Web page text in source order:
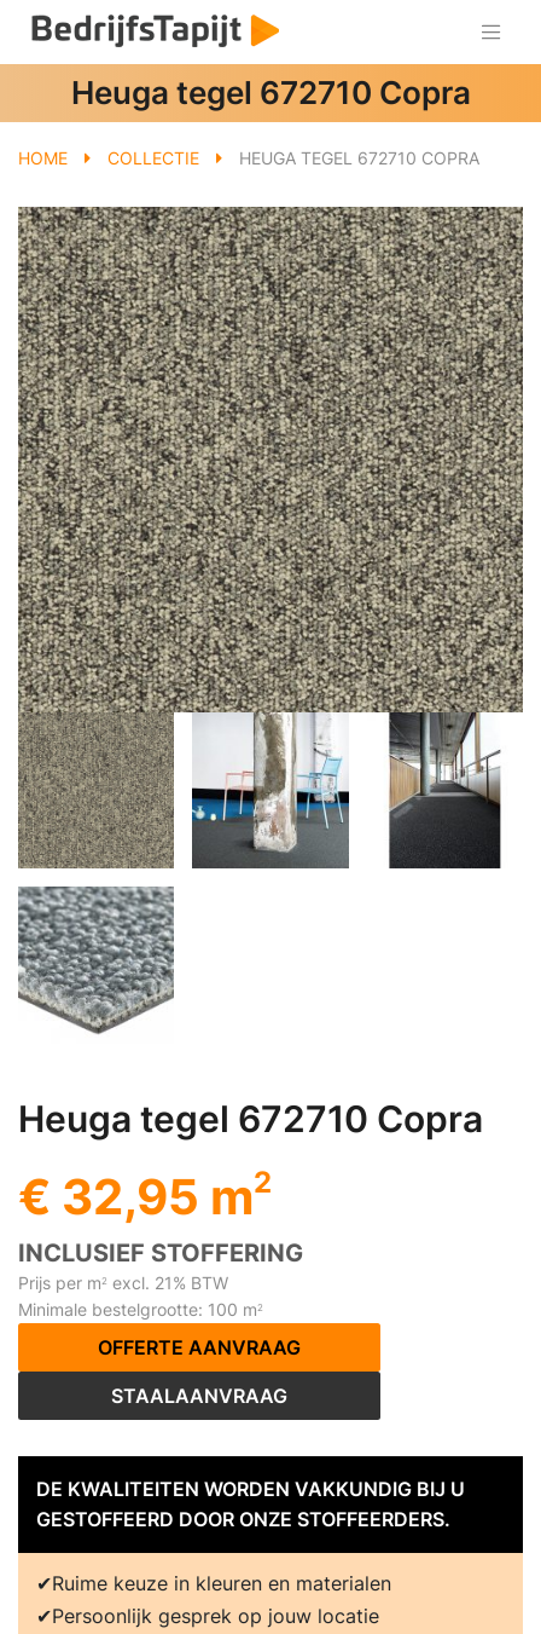
Heuga tegel 672710 Copra
HOME COLLECTIE HEUGA TEGEL 672710 COPRA
Heuga tegel 672710 Copra
€ 32,95 m2
INCLUSIEF STOFFERING
Prijs per m2 excl. 21% BTW
Minimale bestelgrootte: 100 m2
OFFERTE AANVRAAG
STAALAANVRAAG
DE KWALITEITEN WORDEN VAKKUNDIG BIJ U
GESTOFFEERD DOOR ONZE STOFFEERDERS.
Ruime keuze in kleuren en materialen
Persoonlijk gesprek op jouw locatie